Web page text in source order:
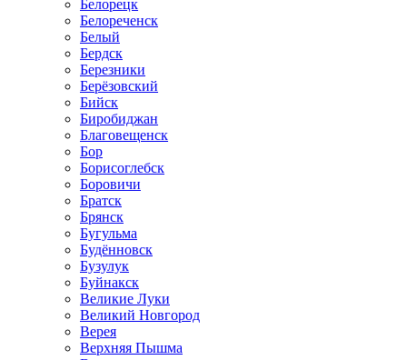
Белорецк
Белореченск
Белый
Бердск
Березники
Берёзовский
Бийск
Биробиджан
Благовещенск
Бор
Борисоглебск
Боровичи
Братск
Брянск
Бугульма
Будённовск
Бузулук
Буйнакск
Великие Луки
Великий Новгород
Верея
Верхняя Пышма